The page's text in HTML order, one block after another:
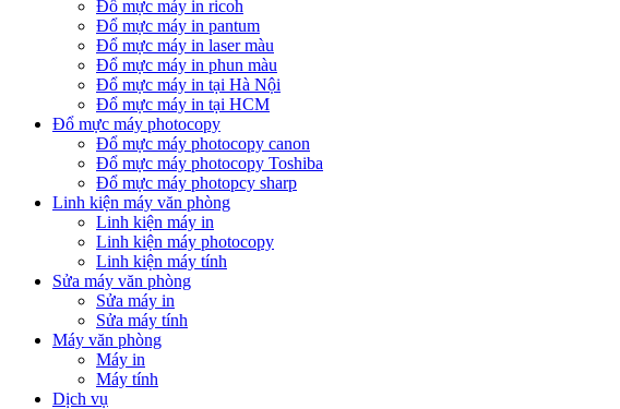
Đổ mực máy in ricoh
Đổ mực máy in pantum
Đổ mực máy in laser màu
Đổ mực máy in phun màu
Đổ mực máy in tại Hà Nội
Đổ mực máy in tại HCM
Đổ mực máy photocopy
Đổ mực máy photocopy canon
Đổ mực máy photocopy Toshiba
Đổ mực máy photopcy sharp
Linh kiện máy văn phòng
Linh kiện máy in
Linh kiện máy photocopy
Linh kiện máy tính
Sửa máy văn phòng
Sửa máy in
Sửa máy tính
Máy văn phòng
Máy in
Máy tính
Dịch vụ